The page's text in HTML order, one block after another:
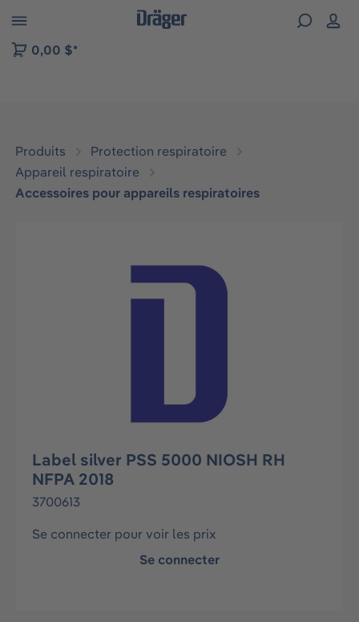
to B2B platform navigation
0,00 $*
Produits
Protection respiratoire
Appareil respiratoire
Accessoires pour appareils respiratoires
Ignorer la galerie d'images
Label silver PSS 5000 NIOSH RH
NFPA 2018
3700613
Se connecter pour voir les prix
Se connecter